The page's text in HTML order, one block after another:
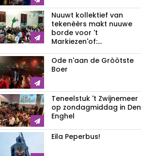
Nuuwt kollektief van
tekenèèrs makt nuuwe
borde voor 't
Markiezen'of:...
Ode n'aan de Gròòtste
Boer
Teneelstuk 't Zwijnemeer
op zondagmiddag in Den
Enghel
Eila Peperbus!